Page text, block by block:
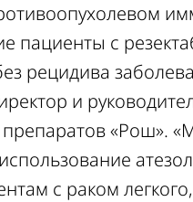
пациенты с
рецидива
и
«Рош».
с раком